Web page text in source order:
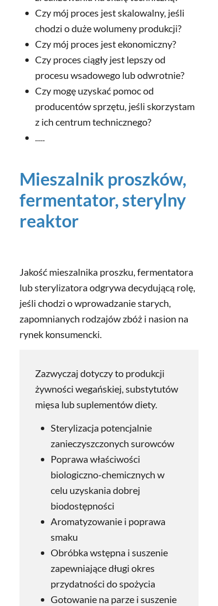
Czy mój proces jest skalowalny, jeśli
chodzi o duże wolumeny produkcji?
Czy mój proces jest ekonomiczny?
Czy proces ciągły jest lepszy od
procesu wsadowego lub odwrotnie?
Czy mogę uzyskać pomoc od
producentów sprzętu, jeśli skorzystam
z ich centrum technicznego?
.....
Mieszalnik proszków,
fermentator, sterylny
reaktor
Jakość mieszalnika proszku, fermentatora
lub sterylizatora odgrywa decydującą rolę,
jeśli chodzi o wprowadzanie starych,
zapomnianych rodzajów zbóż i nasion na
rynek konsumencki.
Zazwyczaj dotyczy to produkcji
żywności wegańskiej, substytutów
mięsa lub suplementów diety.
Sterylizacja potencjalnie
zanieczyszczonych surowców
Poprawa właściwości
biologiczno-chemicznych w
celu uzyskania dobrej
biodostępności
Aromatyzowanie i poprawa
smaku
Obróbka wstępna i suszenie
zapewniające długi okres
przydatności do spożycia
Gotowanie na parze i suszenie